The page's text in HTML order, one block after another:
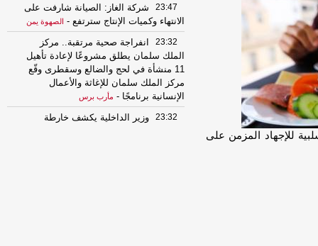
للإجهاد المزمن على
23:47
شركة الغاز: الصيانة شارفت على
الانتهاء وكميات الإنتاج سترتفع - الصهوة يمن
23:32
انفراجة صحية مرتقبة.. مركز
الملك سلمان يطلق مشروعًا لإعادة تأهيل
11 منشأة في لحج والضالع وسقطرى وقّع
مركز الملك سلمان للإغاثة والأعمال
الإنسانية برنامجًا - مأرب برس
23:32
وزير الداخلية يكشف خارطة